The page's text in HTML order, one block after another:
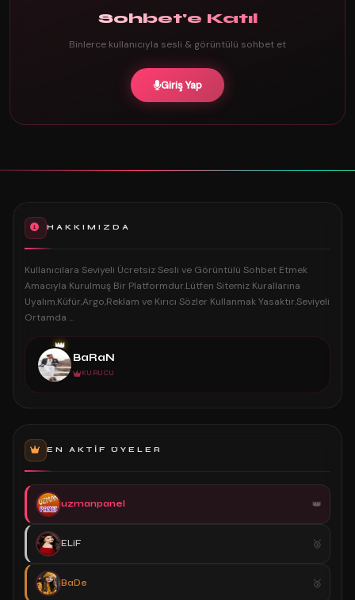
Sohbet'e Katıl
Binlerce kullanıcıyla sesli & görüntülü sohbet et
Giriş Yap
HAKKIMIZDA
Kullanıcılara Seviyeli Ücretsiz Sesli ve Görüntülü Sohbet Etmek
Amacıyla Kurulmuş Bir Platformdur.Lütfen Sitemiz Kurallarına
Uyalım.Küfür,Argo,Reklam ve Kırıcı Sözler Kullanmak Yasaktır.Seviyeli
Ortamda ...
👑
BaRaN
KURUCU
EN AKTIF ÜYELER
uzmanpanel
ELiF
BaDe